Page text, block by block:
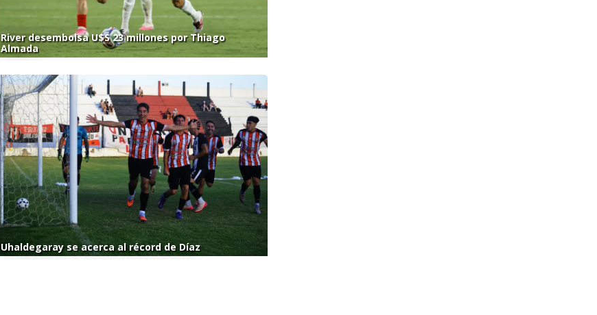
River desembolsa U$S 23 millones por Thiago
Almada
Uhaldegaray se acerca al récord de Díaz